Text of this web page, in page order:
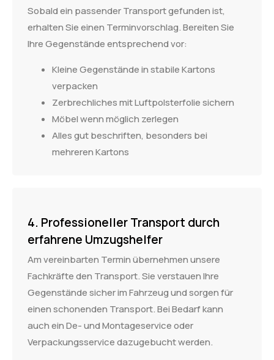
Sobald ein passender Transport gefunden ist,
erhalten Sie einen Terminvorschlag. Bereiten Sie
Ihre Gegenstände entsprechend vor:
Kleine Gegenstände in stabile Kartons
verpacken
Zerbrechliches mit Luftpolsterfolie sichern
Möbel wenn möglich zerlegen
Alles gut beschriften, besonders bei
mehreren Kartons
4. Professioneller Transport durch
erfahrene Umzugshelfer
Am vereinbarten Termin übernehmen unsere
Fachkräfte den Transport. Sie verstauen Ihre
Gegenstände sicher im Fahrzeug und sorgen für
einen schonenden Transport. Bei Bedarf kann
auch ein De- und Montageservice oder
Verpackungsservice dazugebucht werden.